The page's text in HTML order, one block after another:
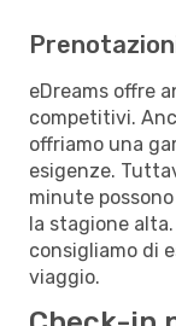
eDreams offre
competitivi.
offriamo una
esigenze.
minute
la stagione
consigliamo di
viaggio.